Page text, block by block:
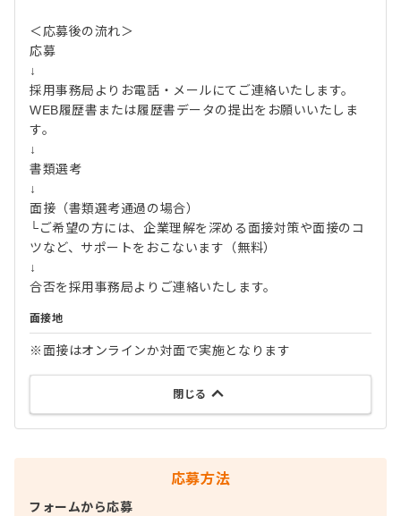
＜応募後の流れ＞
応募
↓
採用事務局よりお電話・メールにてご連絡いたします。
WEB履歴書または履歴書データの提出をお願いいたしま
す。
↓
書類選考
↓
面接（書類選考通過の場合）
└ご希望の方には、企業理解を深める面接対策や面接のコ
ツなど、サポートをおこないます（無料）
↓
合否を採用事務局よりご連絡いたします。
面接地
※面接はオンラインか対面で実施となります
閉じる
応募方法
フォームから応募